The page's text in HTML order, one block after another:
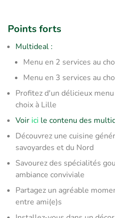
Points forts
Multideal :
Menu en 2 services au
Menu en 3 services au
Profitez d'un délicieux
choix à Lille
Voir ici le contenu des
Découvrez une cuisine
savoyardes et du Nord
Savourez des spécialités
ambiance conviviale
Partagez un agréable
entre ami(e)s